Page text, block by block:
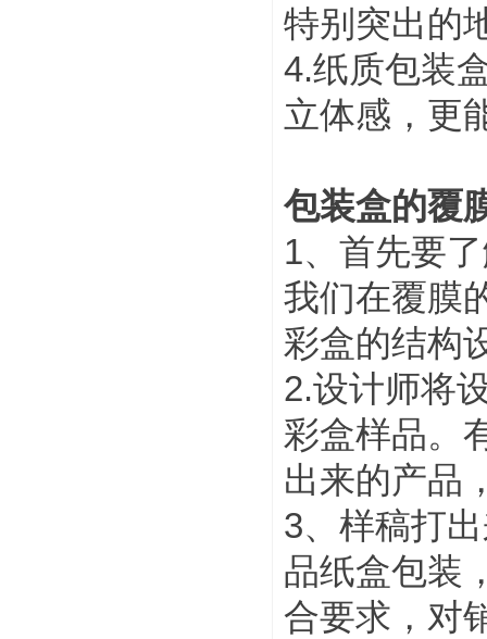
特别突出的
4.纸质包装
立体感，更
包装盒的覆
1、首先要
我们在覆膜
彩盒的结构
2.设计师将
彩盒样品。
出来的产品
3、样稿打
品纸盒包装
合要求，对